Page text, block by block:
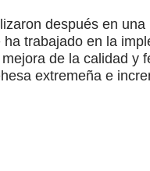
después en
trabajado en la
de la calidad y
extremeña e